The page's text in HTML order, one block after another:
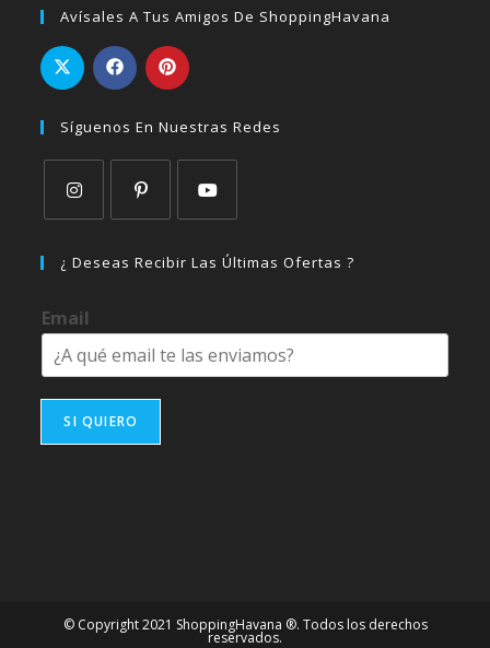
Avísales A Tus Amigos De ShoppingHavana
Síguenos En Nuestras Redes
abre
una
nueva
pestaña
abre
abre
¿ Deseas Recibir Las Últimas Ofertas ?
Email
SI QUIERO
© Copyright 2021 ShoppingHavana ®. Todos los derechos
reservados.